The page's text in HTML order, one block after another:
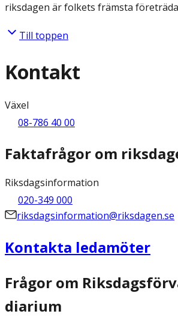
riksdagen är folkets främsta
Till toppen
Kontakt
Växel
08-786 40 00
Faktafrågor om
Riksdagsinformation
020-349 000
riksdagsinformation@riksdagen.se
Kontakta ledamöter
Frågor om
diarium